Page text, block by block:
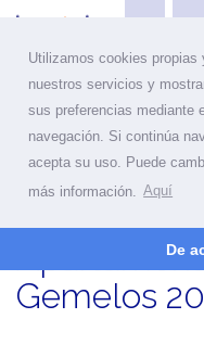
Utilizamos cookies propias
nuestros servicios y
sus preferencias mediante
navegación. Si continúa
acepta su uso. Puede
más información.
Aquí
De
Apartamentos
Gemelos